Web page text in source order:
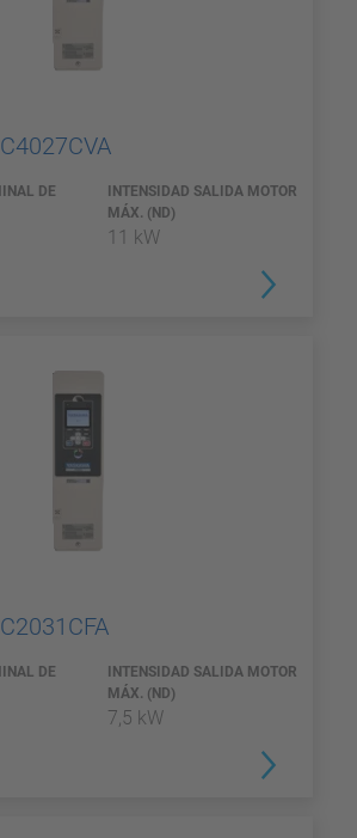
DE
INTENSIDAD SALIDA MOTOR
MÁX. (ND)
11 kW
DE
INTENSIDAD SALIDA MOTOR
MÁX. (ND)
7,5 kW